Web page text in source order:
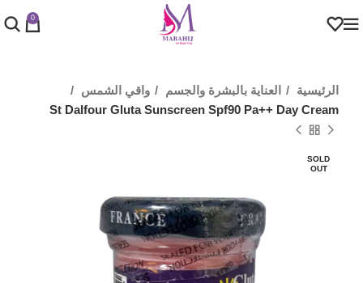
0
الرئيسية العناية بالبشرة والجسم
واقي الشمس
St Dalfour Gluta Sunscreen Spf90 Pa++ Day Cream
SOLD
OUT